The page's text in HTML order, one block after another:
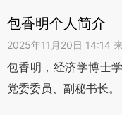
包香明个人简介
2025年11月20日 14:14
包香明，经济学博士
党委委员、副秘书长。